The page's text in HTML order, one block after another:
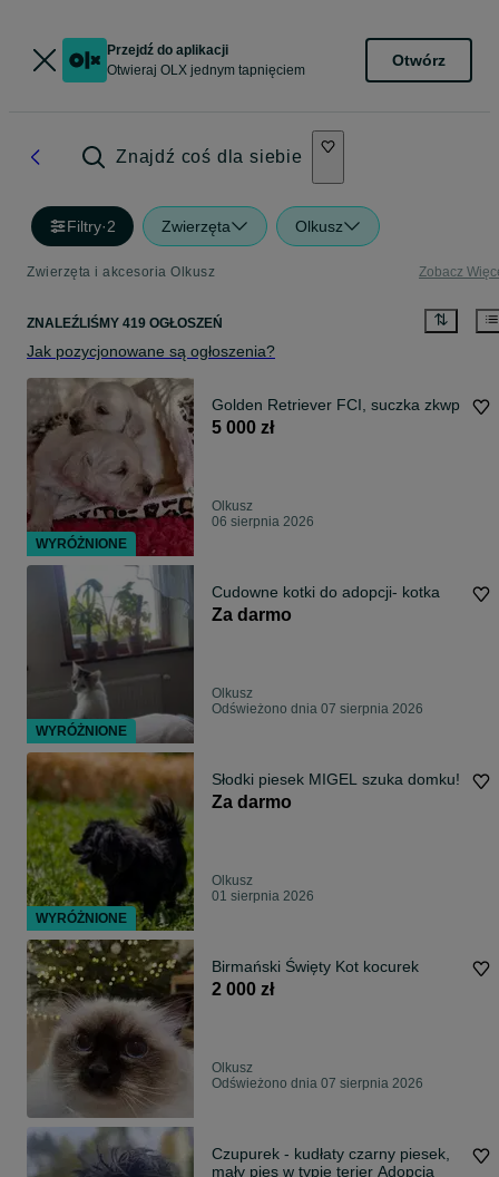
Przejdź do aplikacji
Otwieraj OLX jednym tapnięciem
Otwórz
Znajdź coś dla siebie
Filtry·2 Zwierzęta Olkusz
Zwierzęta i akcesoria Olkusz Zobacz
ZNALEŹLIŚMY 419 OGŁOSZEŃ
Jak pozycjonowane są ogłoszenia?
Golden Retriever FCI, suczka zkwp
5 000 zł
Olkusz
06 sierpnia 2026
Cudowne kotki do adopcji- kotka
Za darmo
Olkusz
Odświeżono dnia 07 sierpnia 2026
Słodki piesek MIGEL szuka domku!
Za darmo
Olkusz
01 sierpnia 2026
Birmański Święty Kot kocurek
2 000 zł
Olkusz
Odświeżono dnia 07 sierpnia 2026
Czupurek - kudłaty czarny piesek,
mały pies w typie terier Adopcja
WYRÓŻNIONE
WYRÓŻNIONE
WYRÓŻNIONE